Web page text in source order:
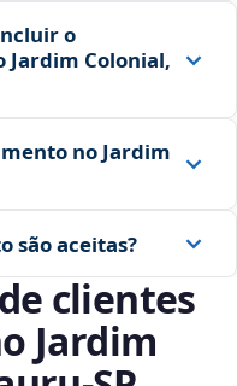
o
Jardim Colonial,
no Jardim
são aceitas?
clientes
Jardim